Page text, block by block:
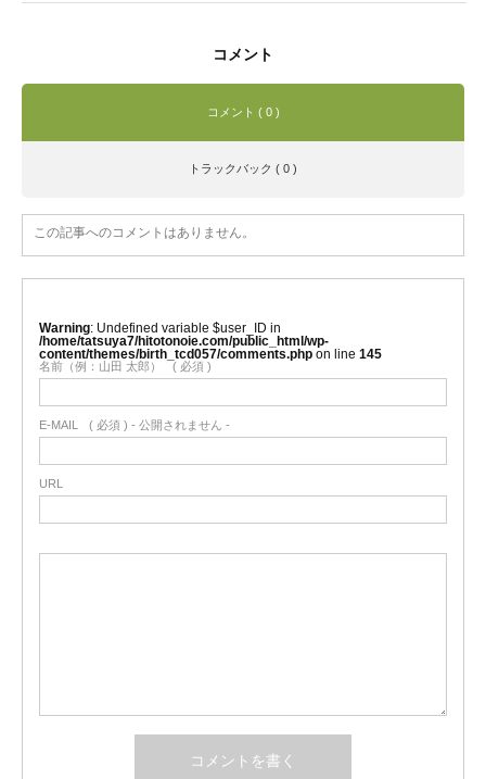
コメント
コメント ( 0 )
トラックバック ( 0 )
この記事へのコメントはありません。
Warning : Undefined variable $user_ID in
/home/tatsuya7/hitotonoie.com/public_html/wp-
content/themes/birth_tcd057/comments.php on line 145
名前（例：山田 太郎） ( 必須 )
E-MAIL ( 必須 ) - 公開されません -
URL